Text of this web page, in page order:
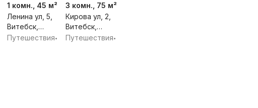
1 комн., 45 м²
Ленина ул, 5,
Витебск,
Витебская обл.
Путешествия•
3 комн., 75 м²
Кирова ул, 2,
Витебск,
Витебская обл.
Путешествия•